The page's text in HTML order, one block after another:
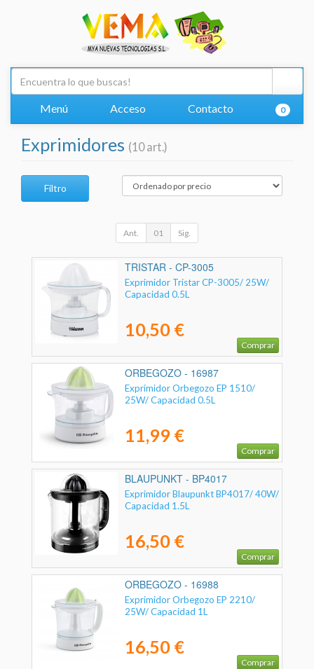
Menú Acceso Contacto 0
Exprimidores (10 art.)
Filtro
Ant. 01 Sig.
TRISTAR - CP-3005
Exprimidor Tristar CP-3005/ 25W/
Capacidad 0.5L
10,50 €
Comprar
ORBEGOZO - 16987
Exprimidor Orbegozo EP 1510/
25W/ Capacidad 0.5L
11,99 €
Comprar
BLAUPUNKT - BP4017
Exprimidor Blaupunkt BP4017/ 40W/
Capacidad 1.5L
16,50 €
Comprar
ORBEGOZO - 16988
Exprimidor Orbegozo EP 2210/
25W/ Capacidad 1L
16,50 €
Comprar